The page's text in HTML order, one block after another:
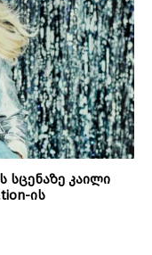
სცენაზე კაილი
ის